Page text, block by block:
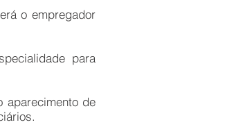
o empregador
para
aparecimento de